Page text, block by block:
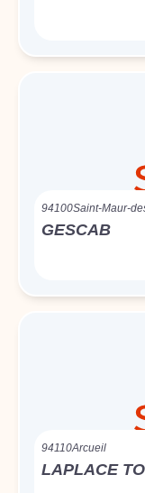
94100Saint-Maur-
GESCAB
94110Arcueil
LAPLACE